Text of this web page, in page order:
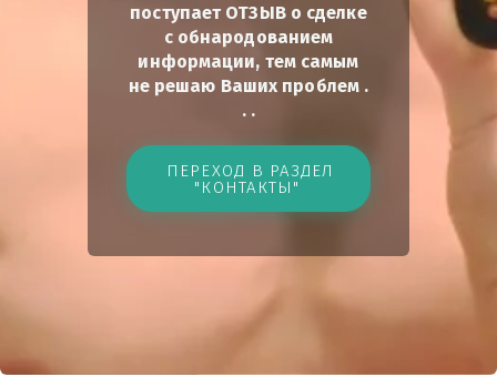
поступает ОТЗЫВ о сделке
с обнародованием
информации, тем самым
не решаю Ваших проблем .
. .
ПЕРЕХОД В РАЗДЕЛ
"КОНТАКТЫ"